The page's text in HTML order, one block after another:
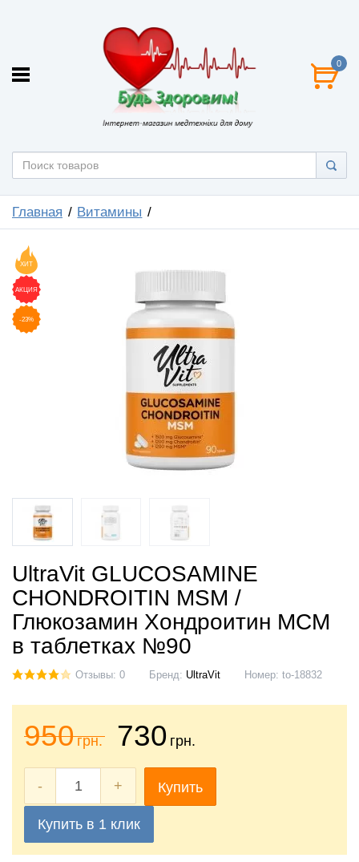
0
Главная Витамины
ХИТ
АКЦИЯ
-23%
UltraVit GLUCOSAMINE
CHONDROITIN MSM /
Глюкозамин Хондроитин МСМ
в таблетках №90
Отзывы: 0 Бренд: UltraVit Номер: to-18832
950грн. 730 грн.
- + Купить
Купить в 1 клик